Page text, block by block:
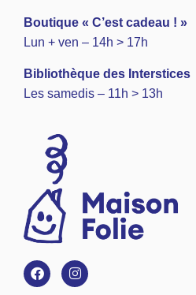
Boutique « C’est cadeau ! »
Lun + ven – 14h > 17h
Bibliothèque des Interstices
Les samedis – 11h > 13h